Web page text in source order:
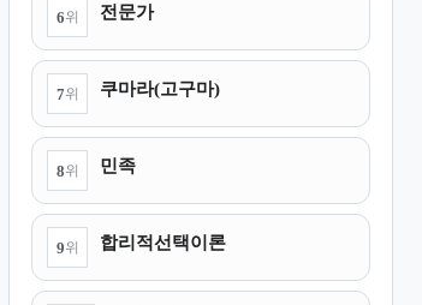
6위 전문가
7위 쿠마라(고구마)
8위 민족
9위 합리적선택이론